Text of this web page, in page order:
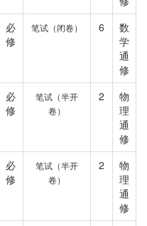
必
修
笔试（闭卷） 6
数
学
通
修
必
修
笔试（半开
卷）
2
物
理
通
修
必
修
笔试（半开
卷）
2
物
理
通
修